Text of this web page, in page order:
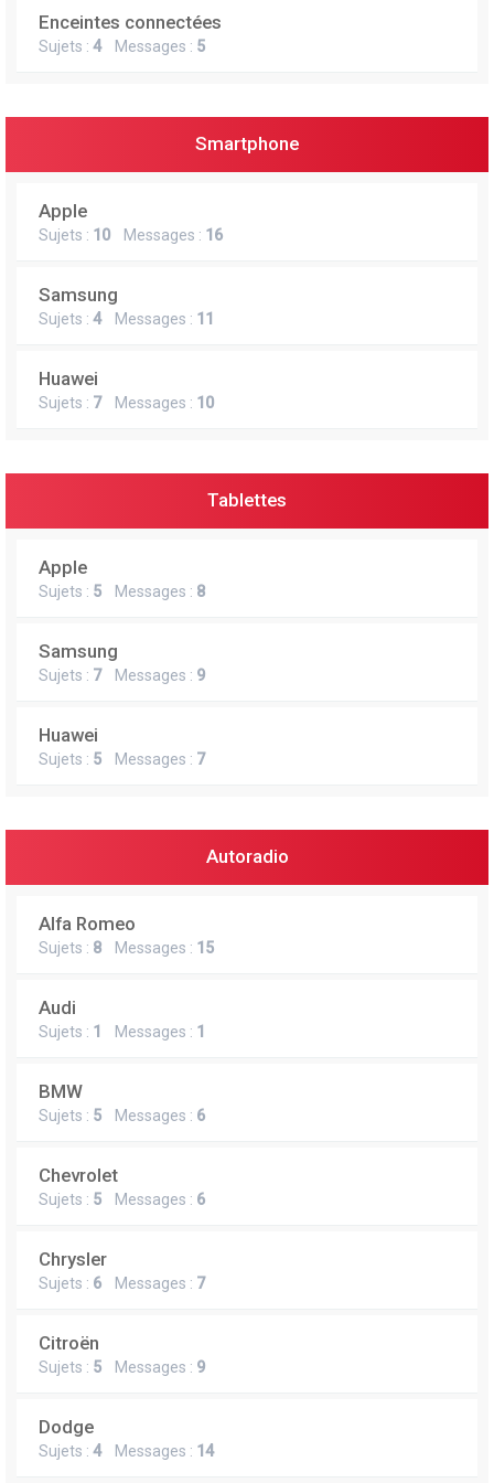
Enceintes connectées
Sujets : 4Messages : 5
Smartphone
Apple
Sujets : 10 Messages : 16
Samsung
Sujets : 4Messages : 11
Huawei
Sujets : 7Messages : 10
Tablettes
Apple
Sujets : 5 Messages : 8
Samsung
Sujets : 7Messages : 9
Huawei
Sujets : 5 Messages : 7
Autoradio
Alfa Romeo
Sujets : 8 Messages : 15
Audi
Sujets : 1 Messages : 1
BMW
Sujets : 5 Messages : 6
Chevrolet
Sujets : 5 Messages : 6
Chrysler
Sujets : 6 Messages : 7
Citroën
Sujets : 5 Messages : 9
Dodge
Sujets : 4Messages : 14